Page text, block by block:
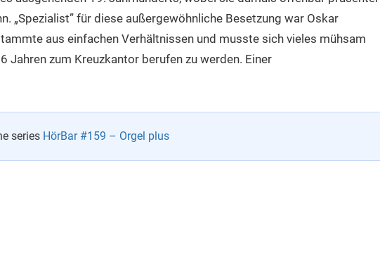
„Spezialist” für diese außergewöhnliche Besetzung war Oskar
aus einfachen Verhältnissen und musste sich vieles mühsam
Jahren zum Kreuzkantor berufen zu werden. Einer
series HörBar #159 – Orgel plus